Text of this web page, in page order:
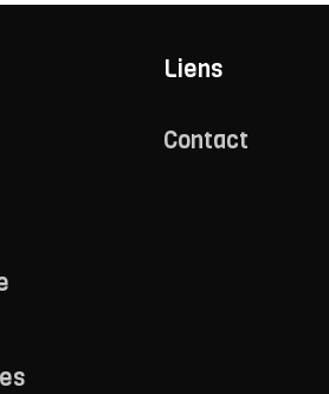
Liens
Contact